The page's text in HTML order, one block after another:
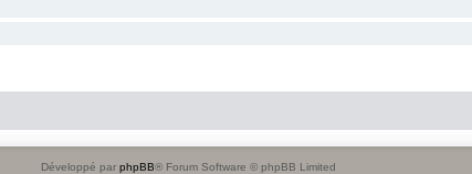
Développé par phpBB® Forum Software © phpBB Limited